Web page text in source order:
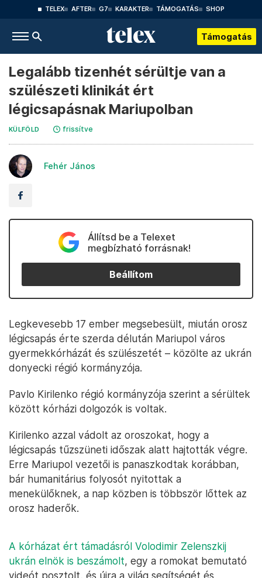
TELEX AFTER G7 KARAKTER TÁMOGATÁS SHOP
Támogatás
Legalább tizenhét sérültje van a
szülészeti klinikát ért
légicsapásnak Mariupolban
KÜLFÖLD frissítve
Fehér János
Állítsd be a Telexet
megbízható forrásnak!
Beállítom
Legkevesebb 17 ember megsebesült, miután orosz
légicsapás érte szerda délután Mariupol város
gyermekkórházát és szülészetét – közölte az ukrán
donyecki régió kormányzója.
Pavlo Kirilenko régió kormányzója szerint a sérültek
között kórházi dolgozók is voltak.
Kirilenko azzal vádolt az oroszokat, hogy a
légicsapás tűzszüneti időszak alatt hajtották végre.
Erre Mariupol vezetői is panaszkodtak korábban,
bár humanitárius folyosót nyitottak a
menekülőknek, a nap közben is többször lőttek az
orosz haderők.
A kórházat ért támadásról Volodimir Zelenszkij
ukrán elnök is beszámolt, egy a romokat bemutató
videót posztolt, és újra a világ segítségét és